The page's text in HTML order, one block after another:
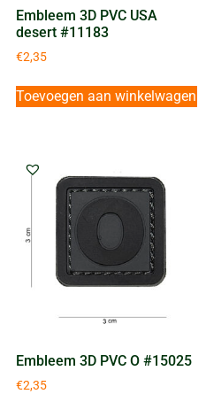
Embleem 3D PVC USA
desert #11183
€2,35
Toevoegen aan winkelwagen
Embleem 3D PVC O #15025
€2,35